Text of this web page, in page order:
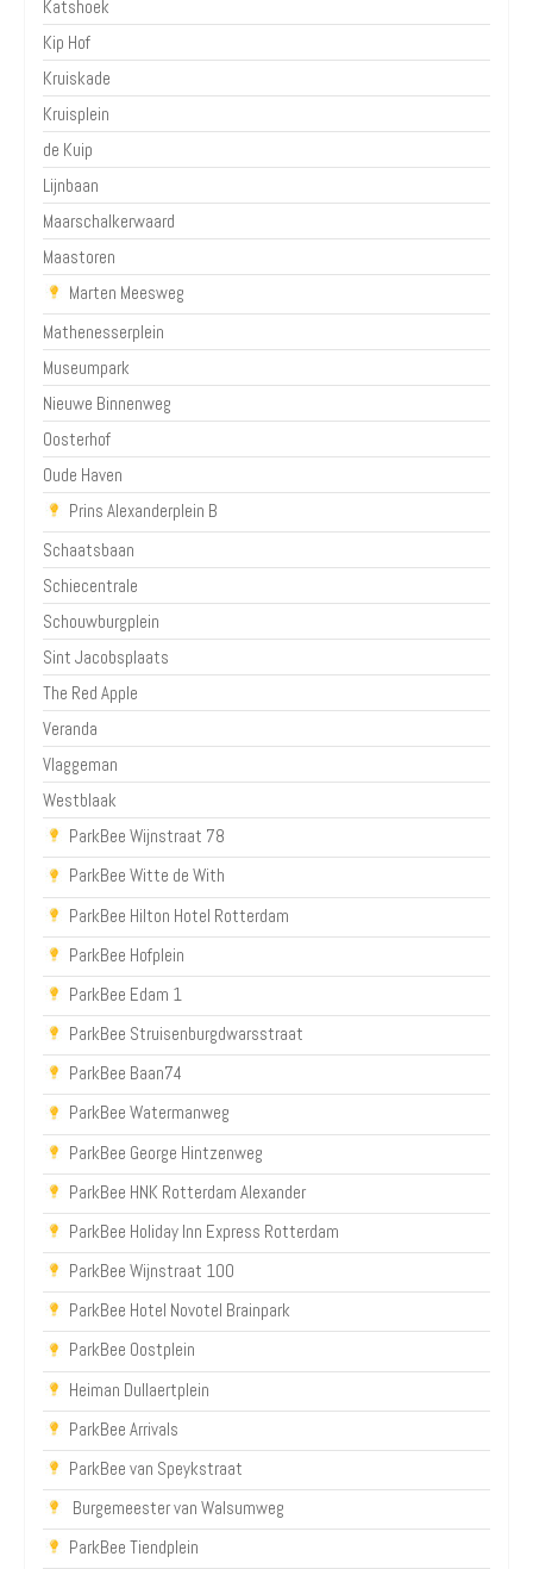
Katshoek
Kip Hof
Kruiskade
Kruisplein
de Kuip
Lijnbaan
Maarschalkerwaard
Maastoren
Marten Meesweg
Mathenesserplein
Museumpark
Nieuwe Binnenweg
Oosterhof
Oude Haven
Prins Alexanderplein B
Schaatsbaan
Schiecentrale
Schouwburgplein
Sint Jacobsplaats
The Red Apple
Veranda
Vlaggeman
Westblaak
ParkBee Wijnstraat 78
ParkBee Witte de With
ParkBee Hilton Hotel Rotterdam
ParkBee Hofplein
ParkBee Edam 1
ParkBee Struisenburgdwarsstraat
ParkBee Baan74
ParkBee Watermanweg
ParkBee George Hintzenweg
ParkBee HNK Rotterdam Alexander
ParkBee Holiday Inn Express Rotterdam
ParkBee Wijnstraat 100
ParkBee Hotel Novotel Brainpark
ParkBee Oostplein
Heiman Dullaertplein
ParkBee Arrivals
ParkBee van Speykstraat
Burgemeester van Walsumweg
ParkBee Tiendplein